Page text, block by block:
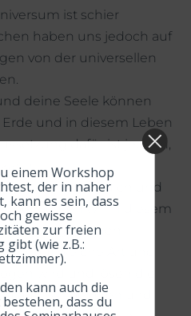
ist schier
haben uns jedoch auf
von der universellen
deine Seele können
und in diesem Leben
dafür ist jedoch,
– dein CHI – dich und
betrachten wir in diesem
energetischen
auf welche Art und
wird und lösen die
auf. Wir befreien und
einem Workshop
der in naher
kann es sein, dass
gewisse
zur freien
(wie z.B.:
kann auch die
dass du